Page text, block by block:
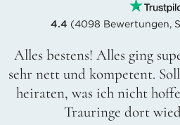
4.4 (4098 Bewertungen,
Alles bestens! Alles ging
sehr nett und kompetent.
heiraten, was ich nicht
Trauringe dort